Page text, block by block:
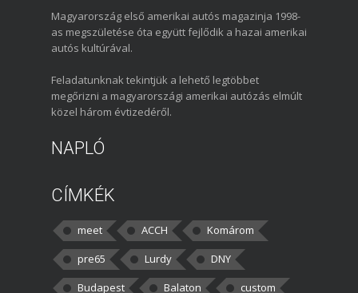
Magyarország első amerikai autós magazinja 1998-
as megszületése óta együtt fejlődik a hazai amerikai
autós kultúrával.
Feladatunknak tekintjük a lehető legtöbbet
megőrizni a magyarországi amerikai autózás elmúlt
közel három évtizedéről.
NAPLÓ
CÍMKÉK
meet ACCH
Komárom
pre65
Lurdy
DNY
Budapest
Balaton custom